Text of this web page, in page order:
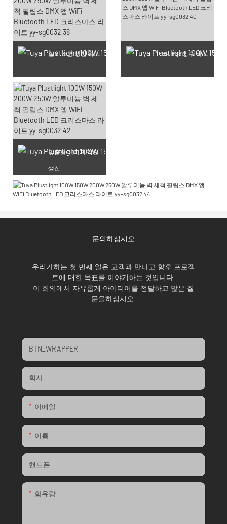
실외 조명 생산 워크숍 IP65-IP68 방수 테스트 완료 제품
맞춤형 레이저 각인
생산
문의하십시오
우리가하는 첫 번째 일은 고객과 만나고 향후 프로젝
트에 대한 목표를 이야기하는 것입니다.
이 회의에서 자유롭게 아이디어를 전달하고 많은 질
문을하십시오.
BTN_WRAPPER
회사
이메일
이름
핸드폰
함유량